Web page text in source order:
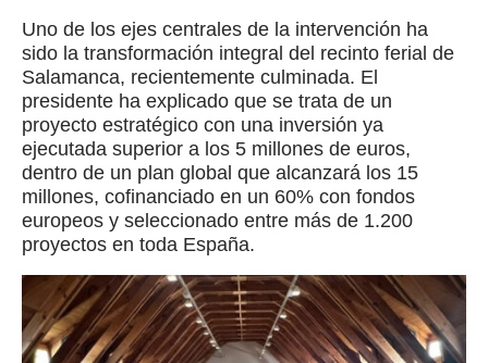
Uno de los ejes centrales de la intervención ha
sido la transformación integral del recinto ferial de
Salamanca, recientemente culminada. El
presidente ha explicado que se trata de un
proyecto estratégico con una inversión ya
ejecutada superior a los 5 millones de euros,
dentro de un plan global que alcanzará los 15
millones, cofinanciado en un 60% con fondos
europeos y seleccionado entre más de 1.200
proyectos en toda España.